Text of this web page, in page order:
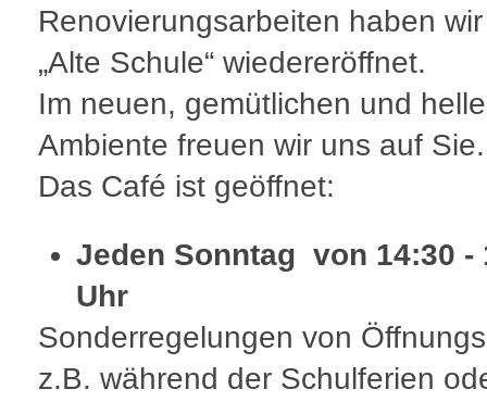
Renovierungsarbeiten haben
„Alte Schule“ wiedereröffnet.
Im neuen, gemütlichen und
Ambiente freuen wir uns auf Sie.
Das Café ist geöffnet:
Jeden Sonntag von 14:30 -
Uhr
Sonderregelungen von
z.B. während der Schulferien